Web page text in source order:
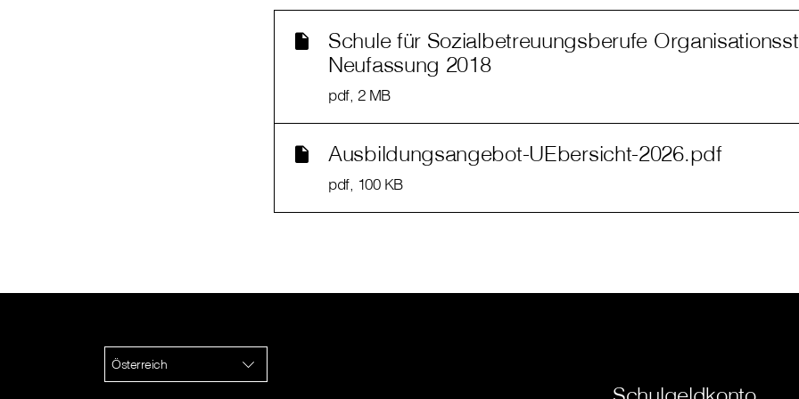
Schule für Sozialbetreuungsberufe
Neufassung 2018
pdf, 2 MB
Ausbildungsangebot-UEbersicht-2026.pdf
pdf, 100 KB
Österreich